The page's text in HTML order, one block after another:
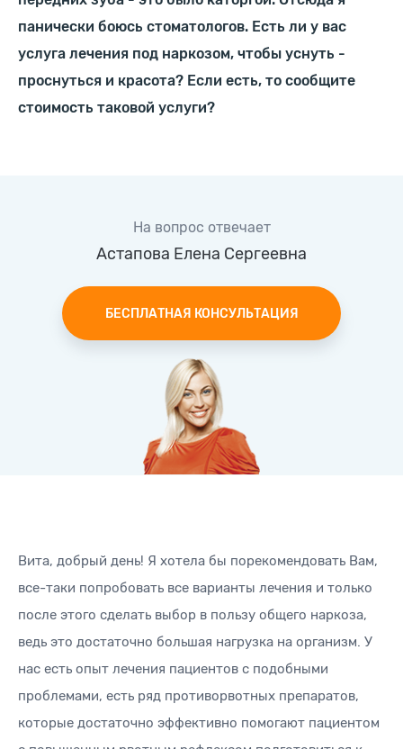
панически боюсь стоматологов. Есть ли у вас
услуга лечения под наркозом, чтобы уснуть -
проснуться и красота? Если есть, то сообщите
стоимость таковой услуги?
На вопрос отвечает
Астапова Елена Сергеевна
БЕСПЛАТНАЯ КОНСУЛЬТАЦИЯ
Вита, добрый день! Я хотела бы порекомендовать Вам,
все-таки попробовать все варианты лечения и только
после этого сделать выбор в пользу общего наркоза,
ведь это достаточно большая нагрузка на организм. У
нас есть опыт лечения пациентов с подобными
проблемами, есть ряд противорвотных препаратов,
которые достаточно эффективно помогают пациентом